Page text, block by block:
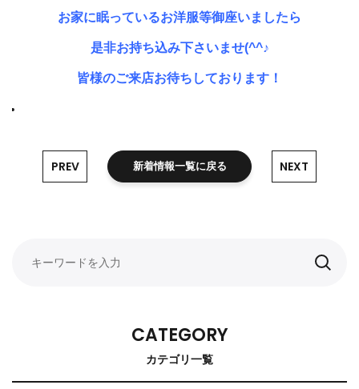
お家に眠っているお洋服等御座いましたら
是非お持ち込み下さいませ(^^♪
皆様のご来店お待ちしております！
PREV 新着情報一覧に戻る NEXT
CATEGORY
カテゴリ一覧